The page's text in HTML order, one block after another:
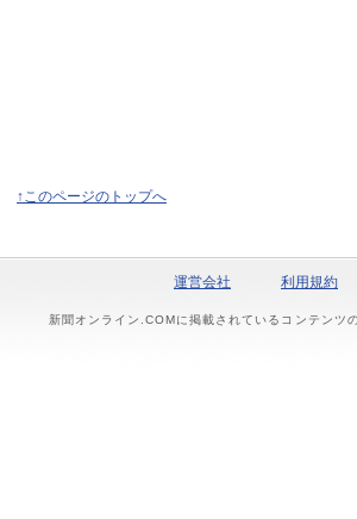
↑このページのトップへ
運営会社 利用規約
新聞オンライン.COMに掲載されているコンテンツ